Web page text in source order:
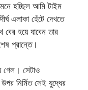
হচ্ছিল আমি টাইম
এলাকা হেঁটে দেখতে
বের হয়ে যাবেন তার
প্রান্তে।
গেল। সেটাও
নির্মিত সেই যুদ্ধের